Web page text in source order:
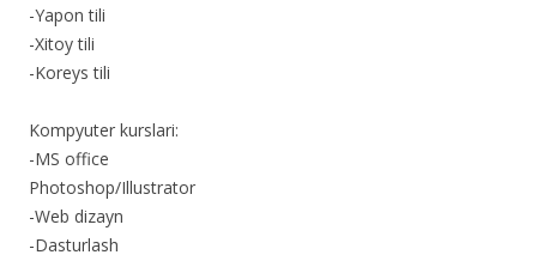
-Yapon tili
-Xitoy tili
-Koreys tili
Kompyuter kurslari:
-MS office
Photoshop/Illustrator
-Web dizayn
-Dasturlash